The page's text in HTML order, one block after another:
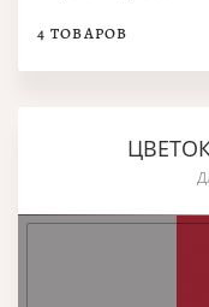
4 ТОВАРОВ